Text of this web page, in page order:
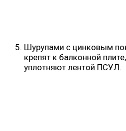
Шурупами с цинковым
крепят к балконной
уплотняют лентой ПСУЛ.